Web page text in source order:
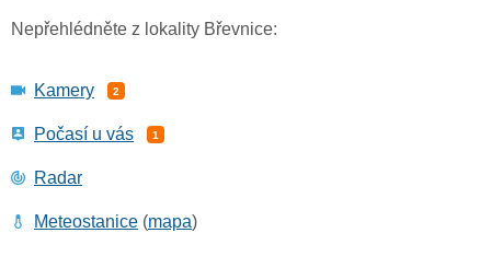
Nepřehlédněte z lokality Břevnice:
Kamery 2
Počasí u vás 1
Radar
Meteostanice (mapa)